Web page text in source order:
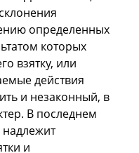
определенных
которых
взятку, или
действия
и незаконный, в
В последнем
надлежит
и